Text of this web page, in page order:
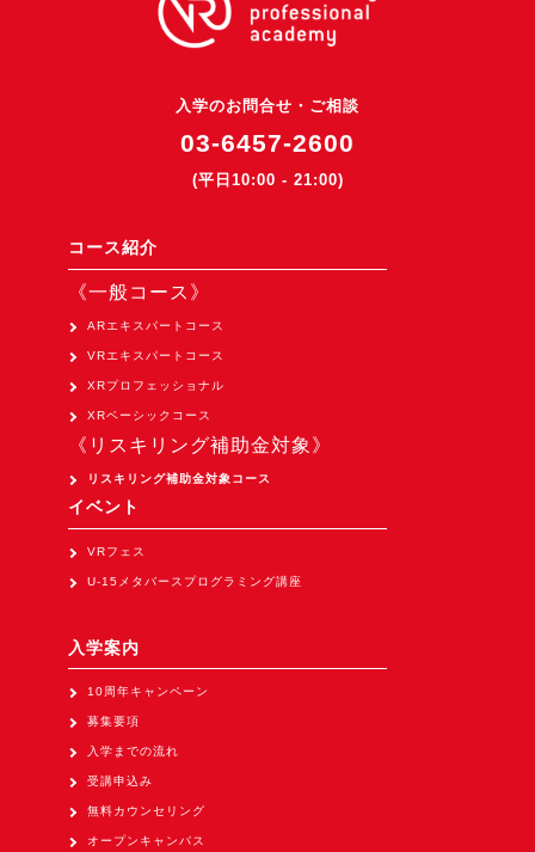
入学のお問合せ・ご相談
03-6457-2600
(平日10:00 - 21:00)
コース紹介
《一般コース》
ARエキスパートコース
VRエキスパートコース
XRプロフェッショナル
XRベーシックコース
《リスキリング補助金対象》
リスキリング補助金対象コース
イベント
VRフェス
U-15メタバースプログラミング講座
入学案内
10周年キャンペーン
募集要項
入学までの流れ
受講申込み
無料カウンセリング
オープンキャンパス